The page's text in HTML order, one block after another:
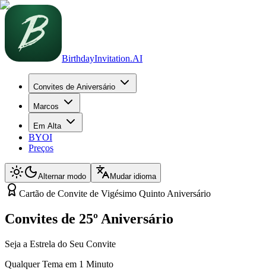
BirthdayInvitation.AI
Convites de Aniversário
Marcos
Em Alta
BYOI
Preços
Alternar modo Mudar idioma
Cartão de Convite de Vigésimo Quinto Aniversário
Convites de 25º Aniversário
Seja a Estrela do Seu Convite
Qualquer Tema em 1 Minuto